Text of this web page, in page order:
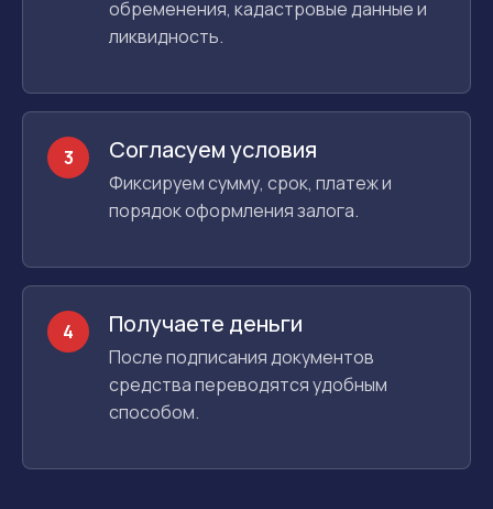
обременения, кадастровые данные и
ликвидность.
3 Согласуем условия
Фиксируем сумму, срок, платеж и
порядок оформления залога.
4 Получаете деньги
После подписания документов
средства переводятся удобным
способом.